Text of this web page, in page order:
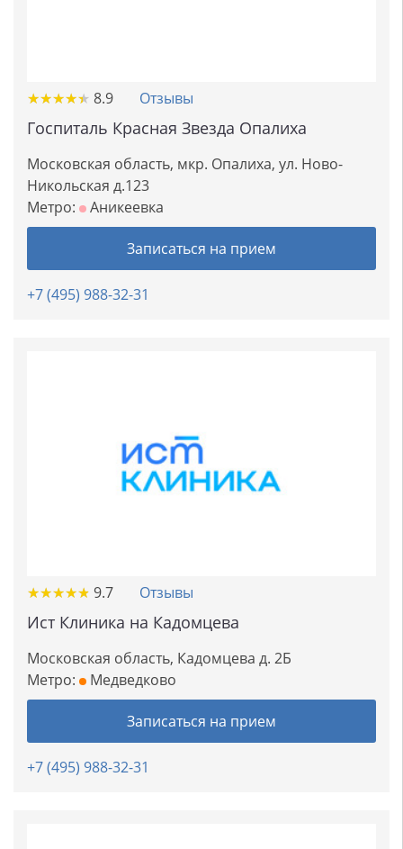
★★★★★
★★★★★ 8.9 Отзывы
Госпиталь Красная Звезда Опалиха
Московская область, мкр. Опалиха, ул. Ново-
Никольская д.123
Метро:
Аникеевка
Записаться на прием
+7 (495) 988-32-31
★★★★★
★★★★★ 9.7 Отзывы
Ист Клиника на Кадомцева
Московская область, Кадомцева д. 2Б
Метро:
Медведково
Записаться на прием
+7 (495) 988-32-31